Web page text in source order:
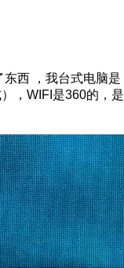
西 ，我台式电脑是
，WIFI是360的，是